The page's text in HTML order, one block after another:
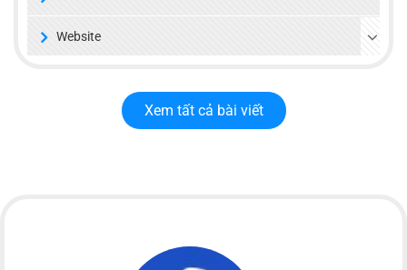
Website
Xem tất cả bài viết